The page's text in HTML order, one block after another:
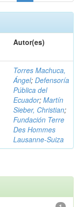
Autor(es)
Torres Machuca,
Ángel; Defensoría
Pública del
Ecuador; Martín
Sieber, Christian;
Fundación Terre
Des Hommes
Lausanne-Suiza